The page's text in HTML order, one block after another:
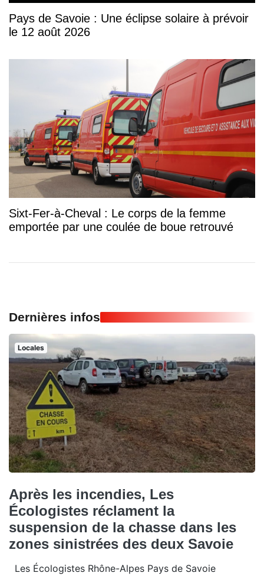
Pays de Savoie : Une éclipse solaire à prévoir
le 12 août 2026
Sixt-Fer-à-Cheval : Le corps de la femme
emportée par une coulée de boue retrouvé
Dernières infos
Locales
Après les incendies, Les
Écologistes réclament la
suspension de la chasse dans les
zones sinistrées des deux Savoie
Les Écologistes Rhône-Alpes Pays de Savoie